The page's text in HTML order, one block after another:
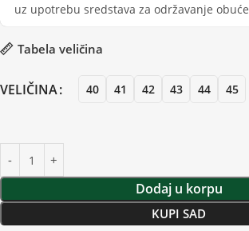
uz upotrebu sredstava za održavanje obuće
Tabela veličina
VELIČINA 40 41 42 43 44 45
Dodaj u korpu
KUPI SAD